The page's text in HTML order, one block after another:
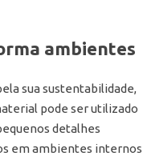
ambientes
sua sustentabilidade,
pode ser utilizado
detalhes
em ambientes internos